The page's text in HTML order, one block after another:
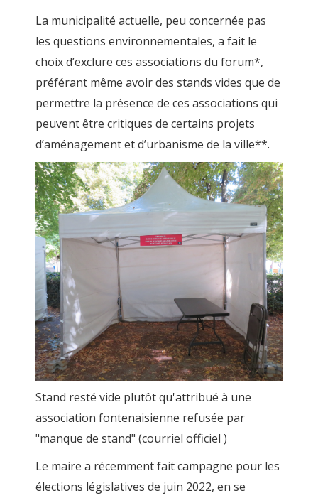
La municipalité actuelle, peu concernée pas
les questions environnementales, a fait le
choix d’exclure ces associations du forum*,
préférant même avoir des stands vides que de
permettre la présence de ces associations qui
peuvent être critiques de certains projets
d’aménagement et d’urbanisme de la ville**.
Stand resté vide plutôt qu'attribué à une
association fontenaisienne refusée par
"manque de stand" (courriel officiel )
Le maire a récemment fait campagne pour les
élections législatives de juin 2022, en se